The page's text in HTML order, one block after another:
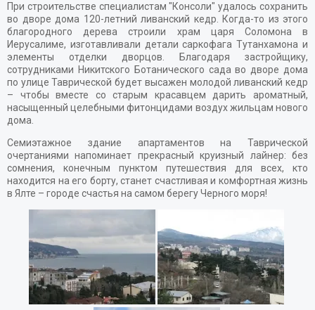
При строительстве специалистам "Консоли" удалось сохранить
во дворе дома 120-летний ливанский кедр. Когда-то из этого
благородного дерева строили храм царя Соломона в
Иерусалиме, изготавливали детали саркофага Тутанхамона и
элементы отделки дворцов. Благодаря застройщику,
сотрудниками Никитского Ботанического сада во дворе дома
по улице Таврической будет высажен молодой ливанский кедр
– чтобы вместе со старым красавцем дарить ароматный,
насыщенный целебными фитонцидами воздух жильцам нового
дома.
Семиэтажное здание апартаментов на Таврической
очертаниями напоминает прекрасный круизный лайнер: без
сомнения, конечным пунктом путешествия для всех, кто
находится на его борту, станет счастливая и комфортная жизнь
в Ялте – городе счастья на самом берегу Черного моря!